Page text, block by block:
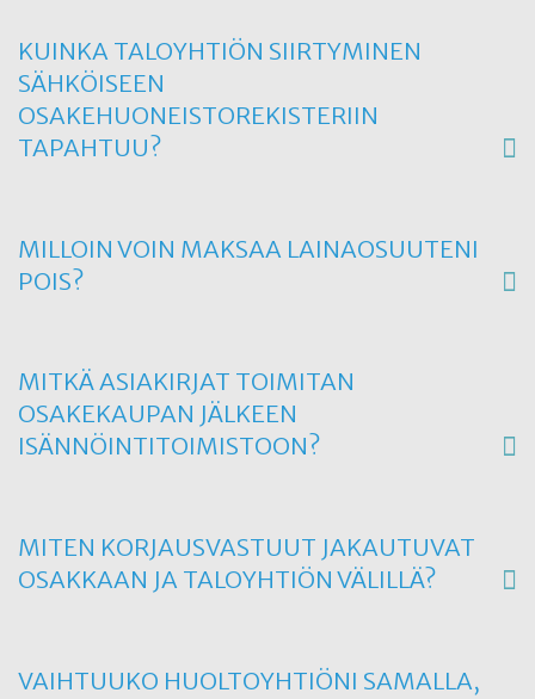
KUINKA TALOYHTIÖN SIIRTYMINEN
SÄHKÖISEEN
OSAKEHUONEISTOREKISTERIIN
TAPAHTUU?
MILLOIN VOIN MAKSAA LAINAOSUUTENI
POIS?
MITKÄ ASIAKIRJAT TOIMITAN
OSAKEKAUPAN JÄLKEEN
ISÄNNÖINTITOIMISTOON?
MITEN KORJAUSVASTUUT JAKAUTUVAT
OSAKKAAN JA TALOYHTIÖN VÄLILLÄ?
VAIHTUUKO HUOLTOYHTIÖNI SAMALLA,